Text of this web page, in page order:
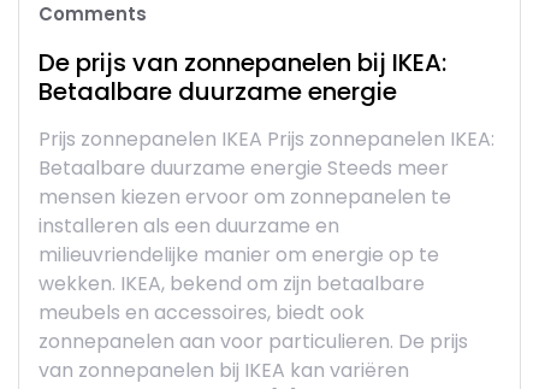
Comments
De prijs van zonnepanelen bij IKEA:
Betaalbare duurzame energie
Prijs zonnepanelen IKEA Prijs zonnepanelen IKEA:
Betaalbare duurzame energie Steeds meer
mensen kiezen ervoor om zonnepanelen te
installeren als een duurzame en
milieuvriendelijke manier om energie op te
wekken. IKEA, bekend om zijn betaalbare
meubels en accessoires, biedt ook
zonnepanelen aan voor particulieren. De prijs
van zonnepanelen bij IKEA kan variëren